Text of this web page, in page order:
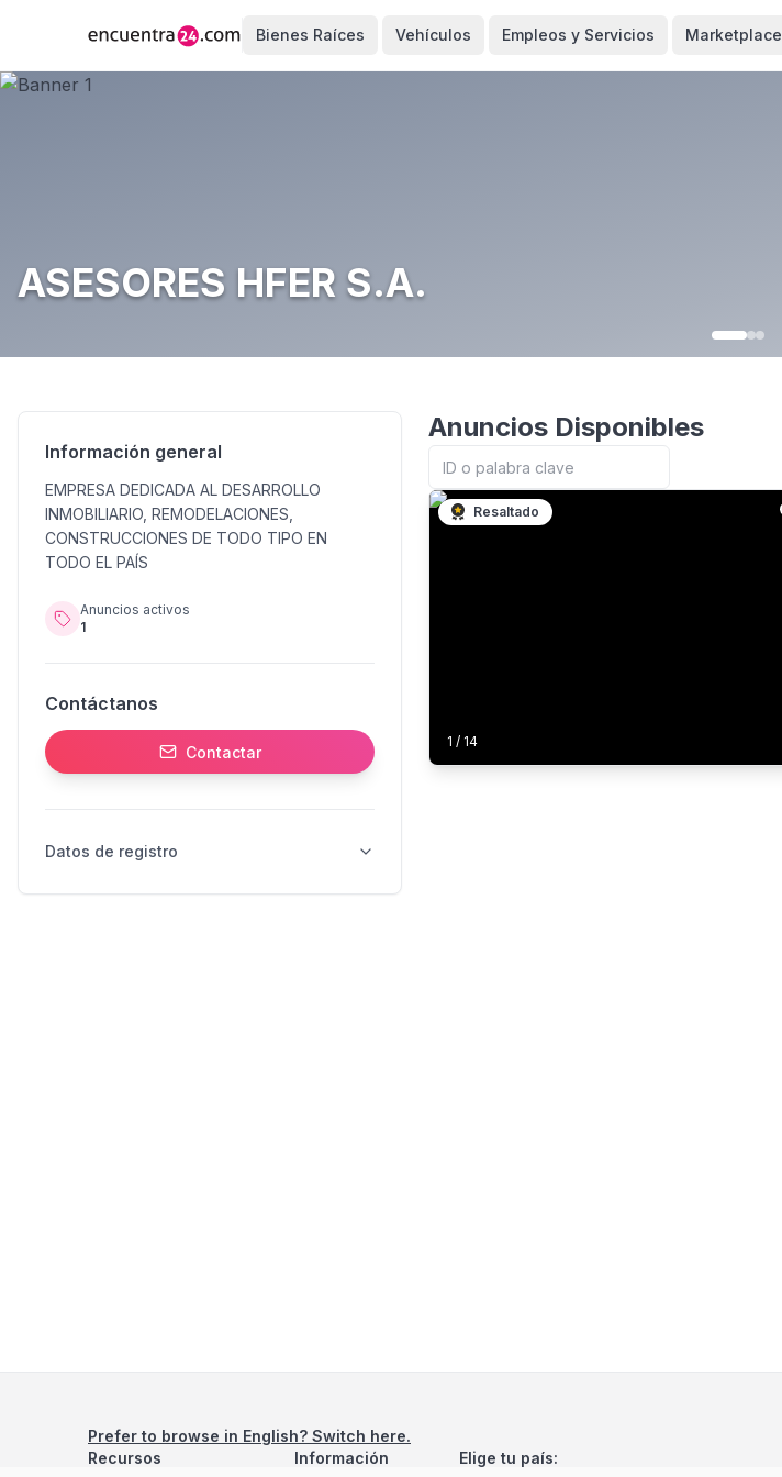
Bienes Raíces Vehículos Empleos y Servicios Marketplace
ASESORES HFER S.A.
Información general
EMPRESA DEDICADA AL DESARROLLO
INMOBILIARIO, REMODELACIONES,
CONSTRUCCIONES DE TODO TIPO EN
TODO EL PAÍS
Anuncios activos
1
Contáctanos
Contactar
Datos de registro
Anuncios Disponibles
1 / 14
Resaltado
Prefer to browse in English? Switch here.
Recursos
Información Elige tu país: